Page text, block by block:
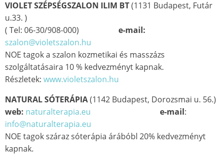
VIOLET SZÉPSÉGSZALON ILIM BT(1131 Budapest, Futár
u.33. )
( Tel: 06-30/908-000) e-mail:
szalon@violetszalon.hu
NOE tagok a szalon kozmetikai és masszázs
szolgáltatásaira 10 % kedvezményt kapnak.
Részletek: www.violetszalon.hu
NATURAL SÓTERÁPIA(1142 Budapest, Dorozsmai u. 56.)
web: naturalterapia.eu e-mail:
info@naturalterapia.eu
NOE tagok száraz sóterápia árábóbl 20% kedvezményt
kapnak.